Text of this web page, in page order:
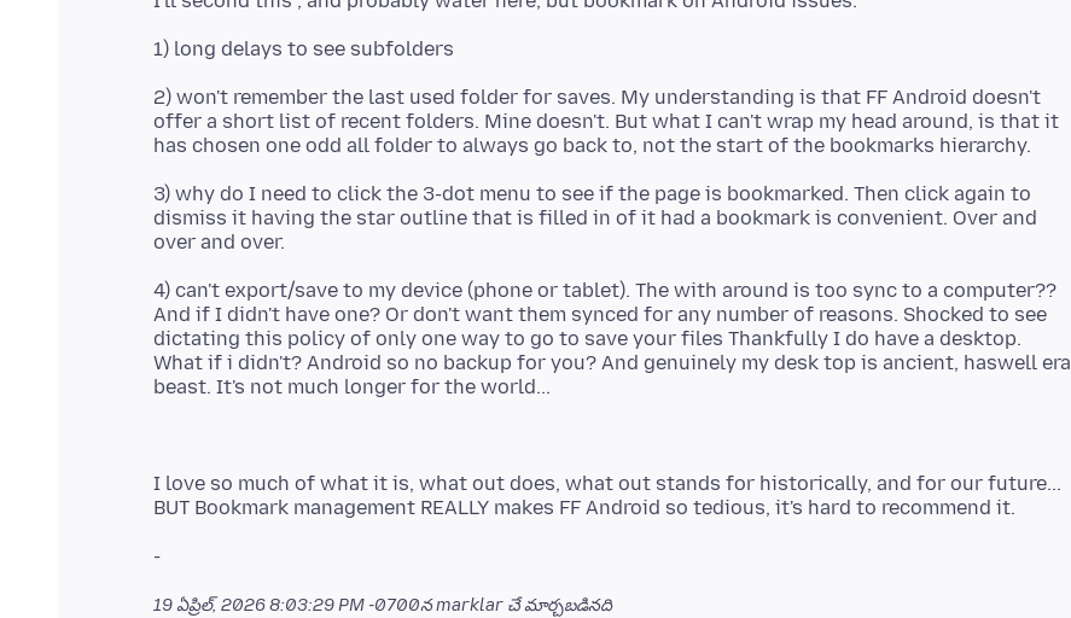
2) won't remember the last used folder for saves. My understanding is that FF Android doesn't
offer a short list of recent folders. Mine doesn't. But what I can't wrap my head around, is that it
3) why do I need to click the 3-dot menu to see if the page is bookmarked. Then click again to
dismiss it having the star outline that is filled in of it had a bookmark is convenient. Over and
4) can't export/save to my device (phone or tablet). The with around is too sync to a computer??
And if I didn't have one? Or don't want them synced for any number of reasons. Shocked to see
dictating this policy of only one way to go to save your files Thankfully I do have a desktop.
What if i didn't? Android so no backup for you? And genuinely my desk top is ancient, haswell era
I love so much of what it is, what out does, what out stands for historically, and for our future...
19 ఏప్రిల్, 2026 8:03:29 PM -0700న marklar చే మార్చబడినది